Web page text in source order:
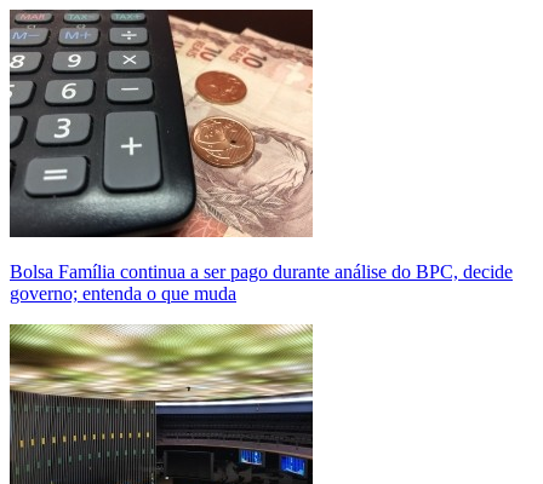
Bolsa Família continua a ser pago durante análise do BPC, decide
governo; entenda o que muda